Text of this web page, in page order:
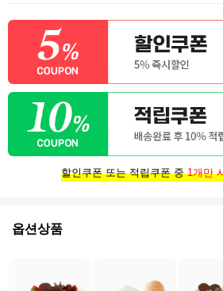
할인쿠폰 또는 적립쿠폰 중1개만
옵션상품